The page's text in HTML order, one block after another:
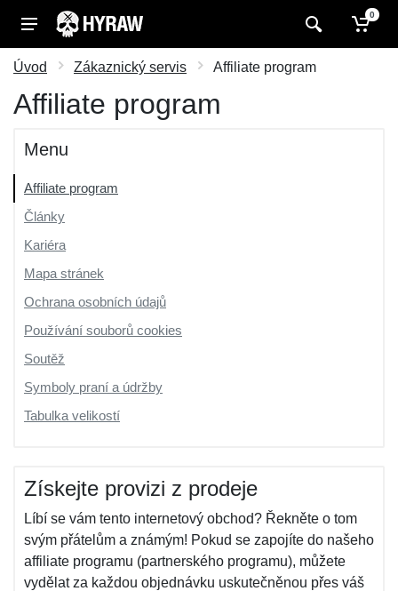
0
Úvod Zákaznický servis Affiliate program
Affiliate program
Menu
Affiliate program
Články
Kariéra
Mapa stránek
Ochrana osobních údajů
Používání souborů cookies
Soutěž
Symboly praní a údržby
Tabulka velikostí
Získejte provizi z prodeje
Líbí se vám tento internetový obchod? Řekněte o tom
svým přátelům a známým! Pokud se zapojíte do našeho
affiliate programu (partnerského programu), můžete
vydělat za každou objednávku uskutečněnou přes váš